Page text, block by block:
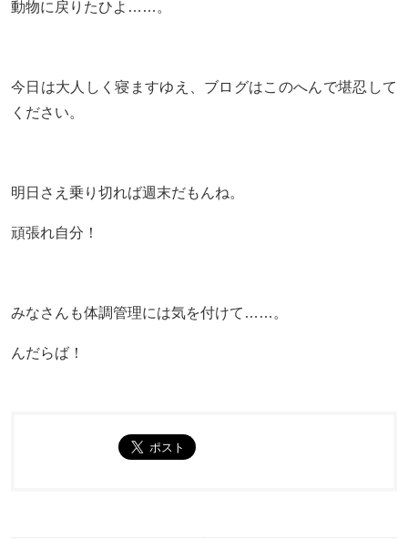
動物に戻りたひよ……。
今日は大人しく寝ますゆえ、ブログはこのへんで堪忍して
ください。
明日さえ乗り切れば週末だもんね。
頑張れ自分！
みなさんも体調管理には気を付けて……。
んだらば！